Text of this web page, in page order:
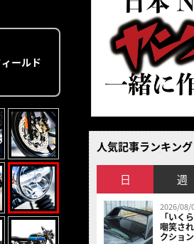
ールド
人気記事ランキング
日 週
2026/08/
「いく
嘲笑さ
クショ